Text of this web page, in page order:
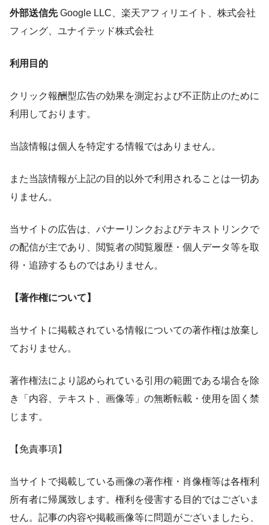
外部送信先Google LLC、楽天アフィリエイト、株式会社
フィング、ユナイテッド株式会社
利用目的
クリック報酬型広告の効果を測定および不正防止のために
利用しております。
当該情報は個人を特定する情報ではありません。
また当該情報が上記の目的以外で利用されることは一切あ
りません。
当サイトの広告は、バナーリンクおよびテキストリンクで
の配信が主であり、閲覧者の閲覧履歴・個人データ等を取
得・追跡するものではありません。
【著作権について】
当サイトに掲載されている情報についての著作権は放棄し
ておりません。
著作権法により認められている引用の範囲である場合を除
き「内容、テキスト、画像等」の無断転載・使用を固く禁
じます。
【免責事項】
当サイトで掲載している画像の著作権・肖像権等は各権利
所有者に帰属致します。権利を侵害する目的ではございま
せん。記事の内容や掲載画像等に問題がございましたら、